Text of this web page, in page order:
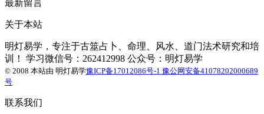
最新留言
关于本站
明灯易学，专注于古筮占卜、命理、风水、道门法术研究和培
训！ 学习微信号：262412998 公众号：明灯易学
© 2008 本站由 明灯易学豫ICP备17012086号-1 豫公网安备41078202000689
号
联系我们